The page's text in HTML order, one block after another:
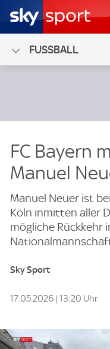
FUSSBALL
FC Bayern
Manuel
Manuel Neuer ist
Köln inmitten aller
mögliche Rückkehr
Sky Sport
17.05.2026 | 13:20 Uhr